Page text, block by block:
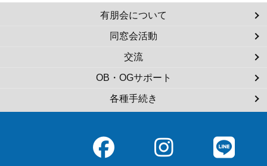
有朋会について
同窓会活動
交流
OB・OGサポート
各種手続き